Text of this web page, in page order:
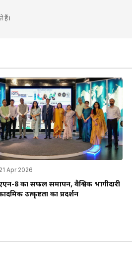
हैं।
21 Apr 2026
8 का सफल समापन, वैश्विक भागीदारी
उत्कृष्टता का प्रदर्शन